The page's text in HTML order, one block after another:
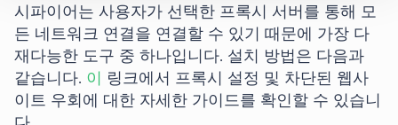
시파이어는 사용자가 선택한 프록시 서버를 통해 모
든 네트워크 연결을 연결할 수 있기 때문에 가장 다
재다능한 도구 중 하나입니다. 설치 방법은 다음과
같습니다. 이
링크에서 프록시 설정 및 차단된 웹사
이트 우회에 대한 자세한 가이드를 확인할 수 있습니